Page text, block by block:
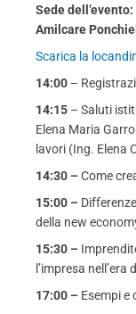
Sede
Amilcare
Scarica la
14:00 –
14:15 – Saluti
Elena Maria
lavori (Ing. Elena
14:30 –Come
15:00 –
della new
15:30 – 
l’impresa nell’era
17:00 – Esempi e